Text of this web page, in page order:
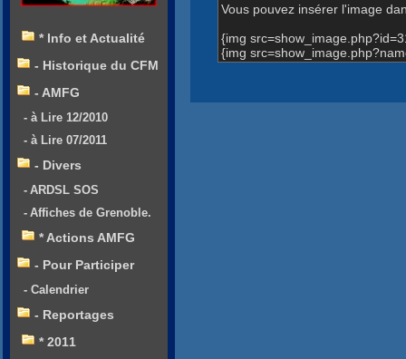
Vous pouvez insérer l'image
{img
{img
* Info et Actualité
- Historique du CFM
- AMFG
- à Lire 12/2010
- à Lire 07/2011
- Divers
- ARDSL SOS
- Affiches de Grenoble.
* Actions AMFG
- Pour Participer
- Calendrier
- Reportages
* 2011